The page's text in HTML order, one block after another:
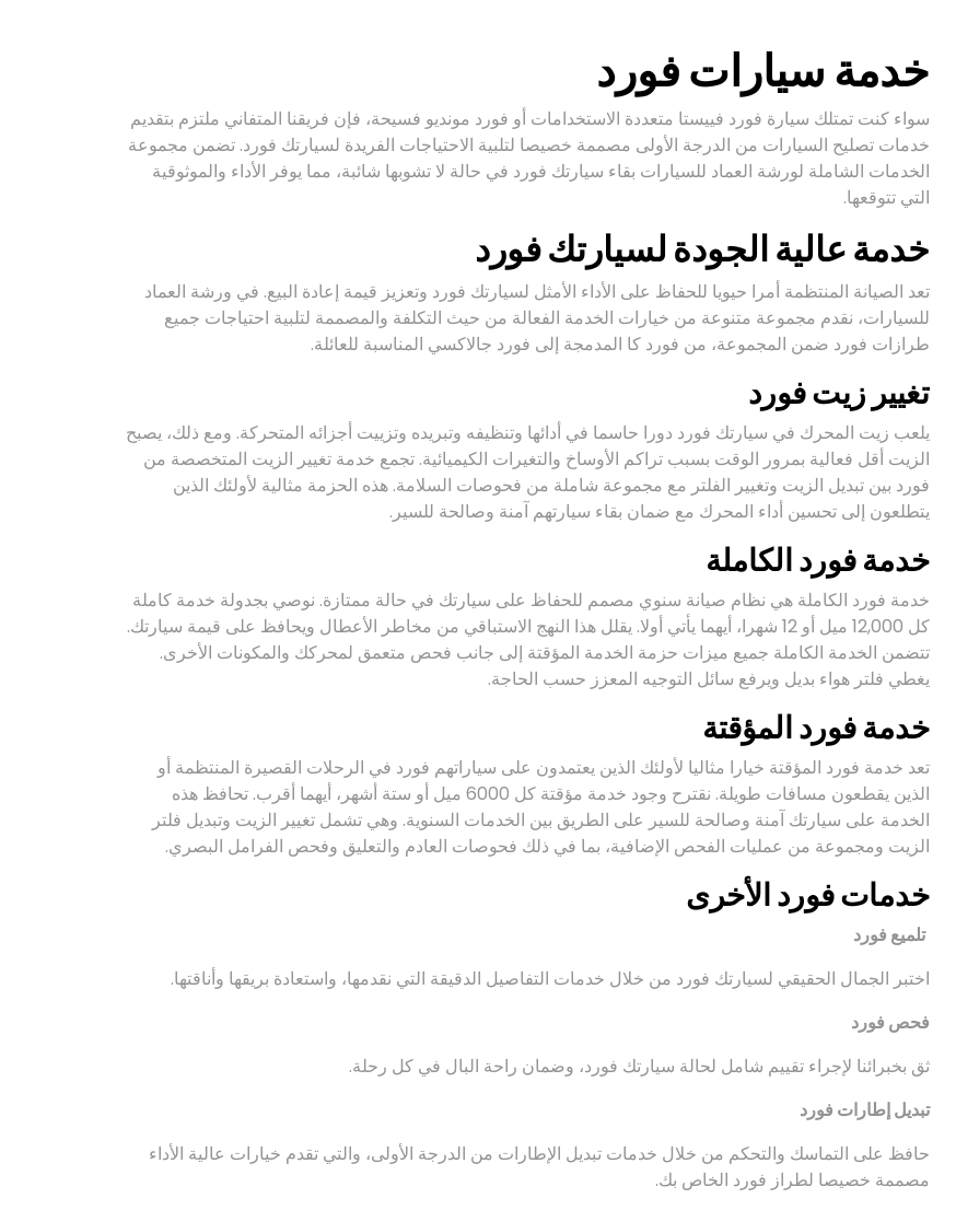
خدمة سيارات فورد
سواء كنت تمتلك سيارة فورد فييستا متعددة الاستخدامات أو فورد مونديو فسيحة، فإن فريقنا المتفاني ملتزم بتقديم
خدمات تصليح السيارات من الدرجة الأولى مصممة خصيصا لتلبية الاحتياجات الفريدة لسيارتك فورد. تضمن مجموعة
الخدمات الشاملة لورشة العماد للسيارات بقاء سيارتك فورد في حالة لا تشوبها شائبة، مما يوفر الأداء والموثوقية
التي تتوقعها.
خدمة عالية الجودة لسيارتك فورد
تعد الصيانة المنتظمة أمرا حيويا للحفاظ على الأداء الأمثل لسيارتك فورد وتعزيز قيمة إعادة البيع. في ورشة العماد
للسيارات، نقدم مجموعة متنوعة من خيارات الخدمة الفعالة من حيث التكلفة والمصممة لتلبية احتياجات جميع
طرازات فورد ضمن المجموعة، من فورد كا المدمجة إلى فورد جالاكسي المناسبة للعائلة.
تغيير زيت فورد
يلعب زيت المحرك في سيارتك فورد دورا حاسما في أدائها وتنظيفه وتبريده وتزييت أجزائه المتحركة. ومع ذلك، يصبح
الزيت أقل فعالية بمرور الوقت بسبب تراكم الأوساخ والتغيرات الكيميائية. تجمع خدمة تغيير الزيت المتخصصة من
فورد بين تبديل الزيت وتغيير الفلتر مع مجموعة شاملة من فحوصات السلامة. هذه الحزمة مثالية لأولئك الذين
يتطلعون إلى تحسين أداء المحرك مع ضمان بقاء سيارتهم آمنة وصالحة للسير.
خدمة فورد الكاملة
خدمة فورد الكاملة هي نظام صيانة سنوي مصمم للحفاظ على سيارتك في حالة ممتازة. نوصي بجدولة خدمة كاملة
كل 12,000 ميل أو 12 شهرا، أيهما يأتي أولا. يقلل هذا النهج الاستباقي من مخاطر الأعطال ويحافظ على قيمة سيارتك.
تتضمن الخدمة الكاملة جميع ميزات حزمة الخدمة المؤقتة إلى جانب فحص متعمق لمحركك والمكونات الأخرى.
يغطي فلتر هواء بديل ويرفع سائل التوجيه المعزز حسب الحاجة.
خدمة فورد المؤقتة
تعد خدمة فورد المؤقتة خيارا مثاليا لأولئك الذين يعتمدون على سياراتهم فورد في الرحلات القصيرة المنتظمة أو
الذين يقطعون مسافات طويلة. نقترح وجود خدمة مؤقتة كل 6000 ميل أو ستة أشهر، أيهما أقرب. تحافظ هذه
الخدمة على سيارتك آمنة وصالحة للسير على الطريق بين الخدمات السنوية. وهي تشمل تغيير الزيت وتبديل فلتر
الزيت ومجموعة من عمليات الفحص الإضافية، بما في ذلك فحوصات العادم والتعليق وفحص الفرامل البصري.
خدمات فورد الأخرى
تلميع فورد
اختبر الجمال الحقيقي لسيارتك فورد من خلال خدمات التفاصيل الدقيقة التي نقدمها، واستعادة بريقها وأناقتها.
فحص فورد
ثق بخبرائنا لإجراء تقييم شامل لحالة سيارتك فورد، وضمان راحة البال في كل رحلة.
تبديل إطارات فورد
حافظ على التماسك والتحكم من خلال خدمات تبديل الإطارات من الدرجة الأولى، والتي تقدم خيارات عالية الأداء
مصممة خصيصا لطراز فورد الخاص بك.